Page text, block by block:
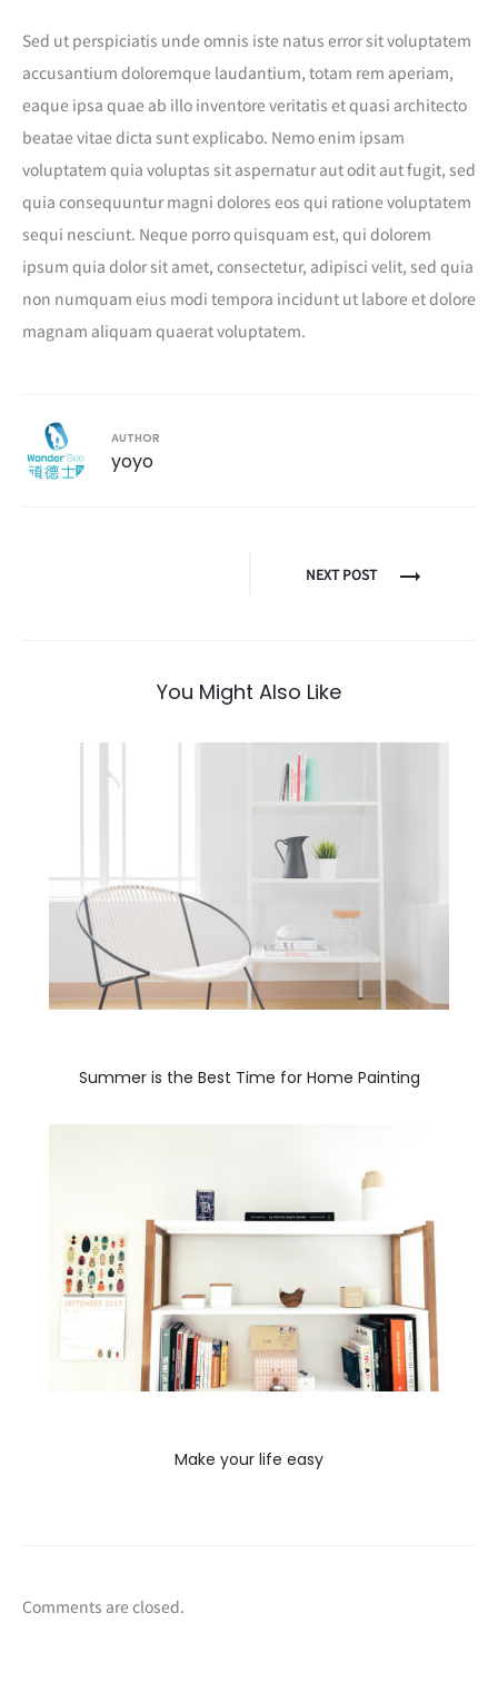
Sed ut perspiciatis unde omnis iste natus error sit voluptatem
accusantium doloremque laudantium, totam rem aperiam,
eaque ipsa quae ab illo inventore veritatis et quasi architecto
beatae vitae dicta sunt explicabo. Nemo enim ipsam
voluptatem quia voluptas sit aspernatur aut odit aut fugit, sed
quia consequuntur magni dolores eos qui ratione voluptatem
sequi nesciunt. Neque porro quisquam est, qui dolorem
ipsum quia dolor sit amet, consectetur, adipisci velit, sed quia
non numquam eius modi tempora incidunt ut labore et dolore
magnam aliquam quaerat voluptatem.
AUTHOR
yoyo
NEXT POST
You Might Also Like
Summer is the Best Time for Home Painting
Make your life easy
Comments are closed.